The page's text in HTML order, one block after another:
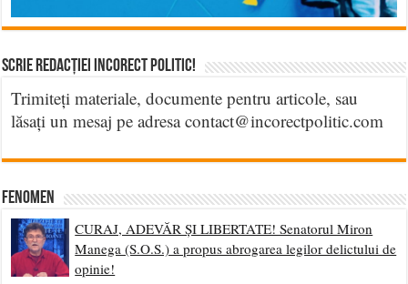
Scrie Redacției Incorect Politic!
Trimiteți materiale, documente pentru articole, sau
lăsați un mesaj pe adresa contact@incorectpolitic.com
Fenomen
CURAJ, ADEVĂR ȘI LIBERTATE! Senatorul Miron
Manega (S.O.S.) a propus abrogarea legilor delictului de
opinie!